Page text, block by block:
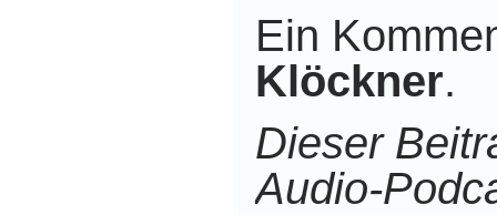
Ein
Klöckner.
Dieser
Audio-